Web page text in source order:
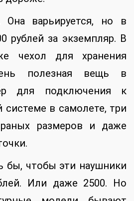
Она варьируется, но в
рублей за экземпляр. В
чехол для хранения
полезная вещь в
для подключения к
в самолете, три
размеров и даже
бы, чтобы эти наушники
Или даже 2500. Но